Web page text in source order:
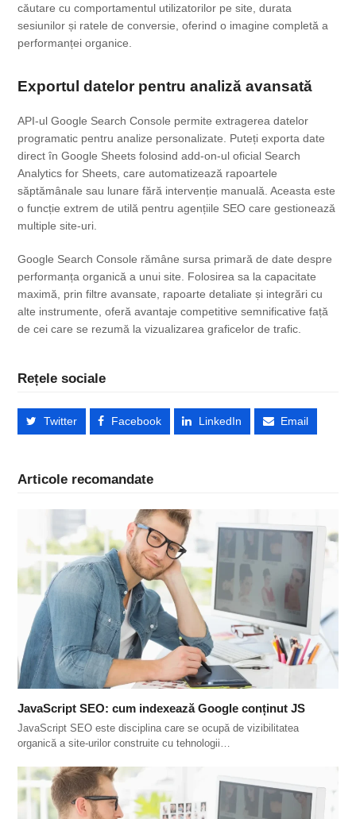
căutare cu comportamentul utilizatorilor pe site, durata
sesiunilor și ratele de conversie, oferind o imagine completă a
performanței organice.
Exportul datelor pentru analiză avansată
API-ul Google Search Console permite extragerea datelor
programatic pentru analize personalizate. Puteți exporta date
direct în Google Sheets folosind add-on-ul oficial Search
Analytics for Sheets, care automatizează rapoartele
săptămânale sau lunare fără intervenție manuală. Aceasta este
o funcție extrem de utilă pentru agențiile SEO care gestionează
multiple site-uri.
Google Search Console rămâne sursa primară de date despre
performanța organică a unui site. Folosirea sa la capacitate
maximă, prin filtre avansate, rapoarte detaliate și integrări cu
alte instrumente, oferă avantaje competitive semnificative față
de cei care se rezumă la vizualizarea graficelor de trafic.
Rețele sociale
Twitter Facebook LinkedIn Email
Articole recomandate
JavaScript SEO: cum indexează Google conținut JS
JavaScript SEO este disciplina care se ocupă de vizibilitatea
organică a site-urilor construite cu tehnologii…